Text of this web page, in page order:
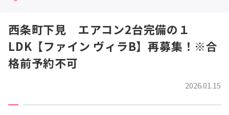
西条町下見 エアコン2台完備の１
LDK【ファイン ヴィラB】再募集！※合
格前予約不可
2026.01.15